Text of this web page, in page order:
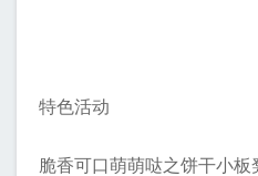
特色活动
脆香可口萌萌哒之饼干小板